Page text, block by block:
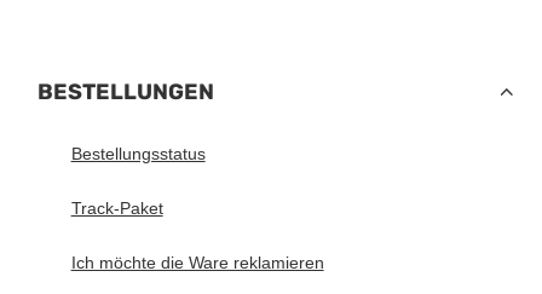
BESTELLUNGEN
Bestellungsstatus
Track-Paket
Ich möchte die Ware reklamieren